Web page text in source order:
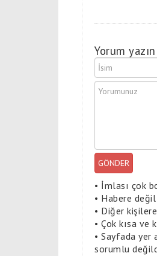
Yorum yazın
GÖNDER
• İmlası çok
• Habere
• Diğer
• Çok kısa ve
• Sayfada yer
sorumlu